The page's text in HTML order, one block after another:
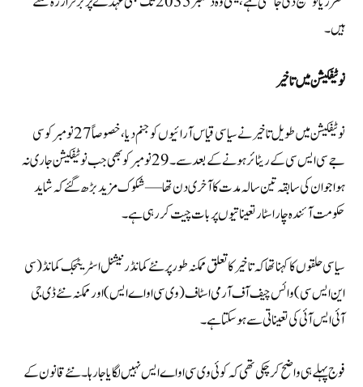
ہیں۔
نوٹیفکیشن میں تاخیر
نوٹیفکیشن میں طویل تاخیر نے سیاسی قیاس آرائیوں کو جنم دیا، خصوصاً 27 نومبر کو سی
جے سی ایس سی کے ریٹائر ہونے کے بعد سے۔29 نومبر کو بھی جب نوٹیفکیشن جاری نہ
ہوا جو ان کی سابقہ تین سالہ مدت کا آخری دن تھا — شکوک مزید بڑھ گئے کہ شاید
حکومت آئندہ چار اسٹار تعیناتیوں پر بات چیت کر رہی ہے۔
سیاسی حلقوں کا کہنا تھا کہ تاخیر کا تعلق ممکنہ طور پر نئے کمانڈر نیشنل اسٹریٹجک کمانڈ (سی
این ایس سی) وائس چیف آف آرمی اسٹاف (وی سی او اے ایس) اور ممکنہ نئے ڈی جی
آئی ایس آئی کی تعیناتی سے ہو سکتا ہے۔
فوج پہلے ہی واضح کر چکی تھی کہ کوئی وی سی او اے ایس نہیں لگایا جا رہا۔نئے قانون کے